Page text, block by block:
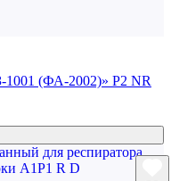
1001 (ФА-2002)» P2 NR